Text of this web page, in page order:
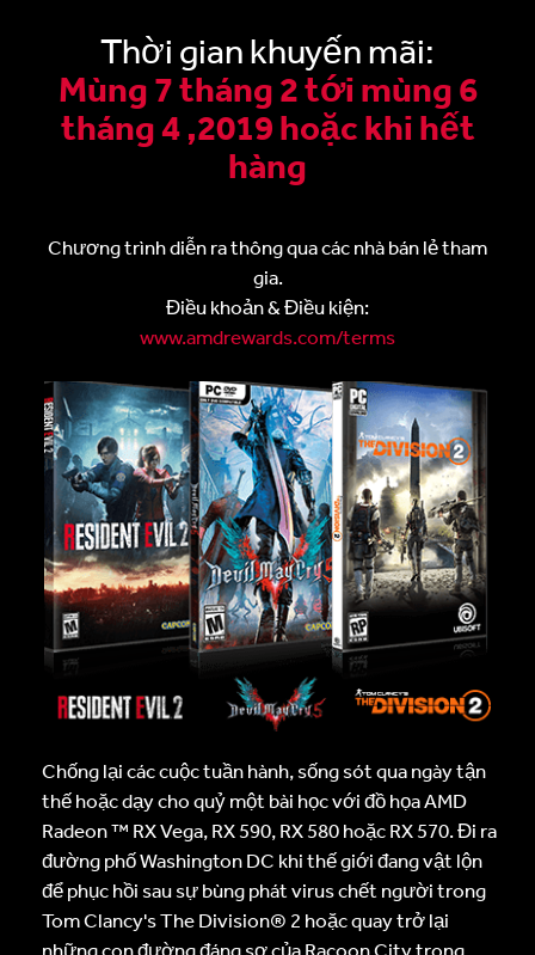
Thời gian khuyến mãi:
Mùng 7 tháng 2 tới mùng 6
tháng 4 ,2019 hoặc khi hết
hàng
Chương trình diễn ra thông qua các nhà bán lẻ tham
gia.
Điều khoản & Điều kiện:
www.amdrewards.com/terms
Chống lại các cuộc tuần hành, sống sót qua ngày tận
thế hoặc dạy cho quỷ một bài học với đồ họa AMD
Radeon ™ RX Vega, RX 590, RX 580 hoặc RX 570. Đi ra
đường phố Washington DC khi thế giới đang vật lộn
để phục hồi sau sự bùng phát virus chết người trong
Tom Clancy's The Division® 2 hoặc quay trở lại
những con đường đáng sợ của Racoon City trong